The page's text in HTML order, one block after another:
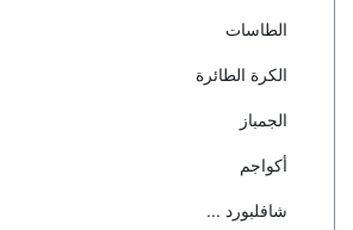
الطاسات
الكرة الطائرة
الجمباز
أكواجم
شافلبورد ...